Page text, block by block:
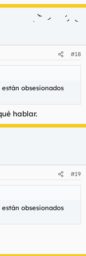
#18
obsesionados
hablar.
#19
obsesionados